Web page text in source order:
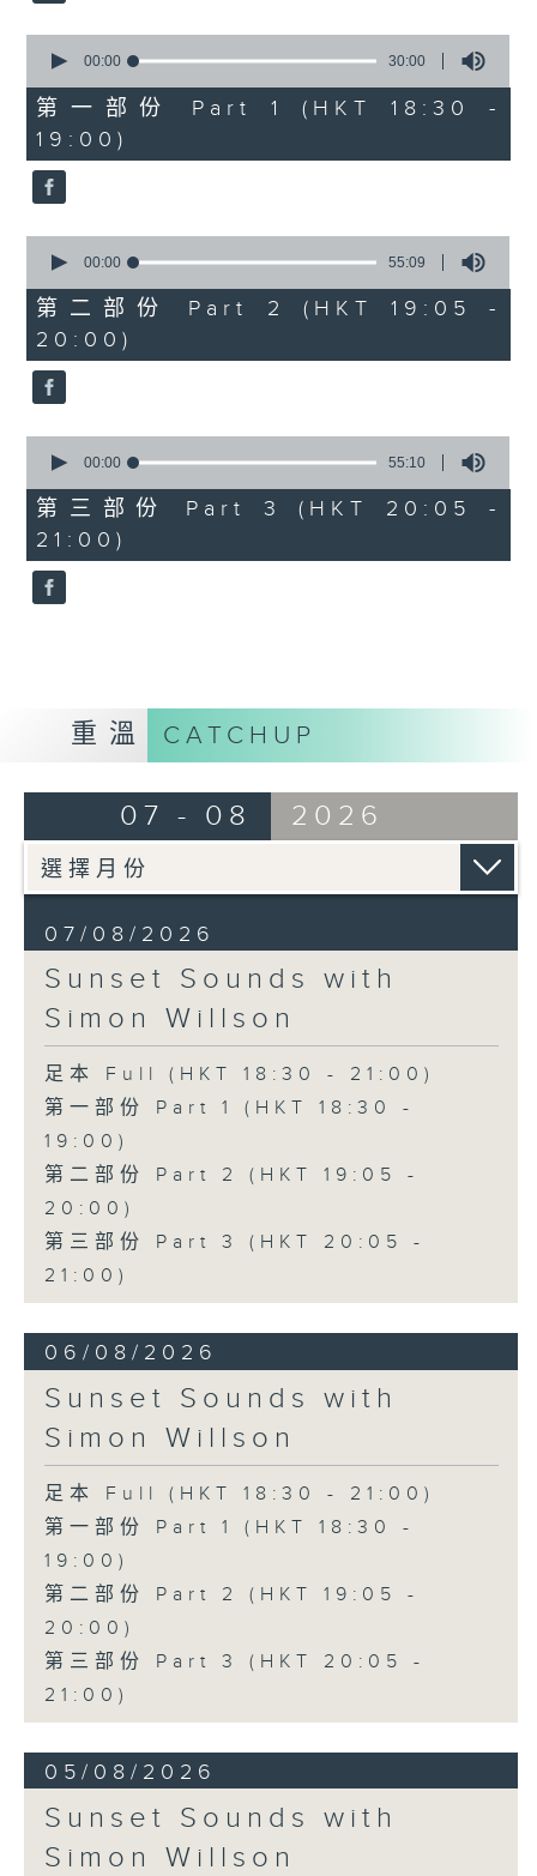
seconds
30
minutes,
0
seconds
00:00 30:00
第一部份 Part 1 (HKT 18:30 -
19:00)
seconds
55
minutes,
9
seconds
00:00 55:09
第二部份 Part 2 (HKT 19:05 -
20:00)
seconds
55
minutes,
10
seconds
00:00 55:10
第三部份 Part 3 (HKT 20:05 -
21:00)
重溫 CATCHUP
07 - 08 2026
07/08/2026
Sunset Sounds with
Simon Willson
足本 Full (HKT 18:30 - 21:00)
第一部份 Part 1 (HKT 18:30 -
19:00)
第二部份 Part 2 (HKT 19:05 -
20:00)
第三部份 Part 3 (HKT 20:05 -
21:00)
06/08/2026
Sunset Sounds with
Simon Willson
足本 Full (HKT 18:30 - 21:00)
第一部份 Part 1 (HKT 18:30 -
19:00)
第二部份 Part 2 (HKT 19:05 -
20:00)
第三部份 Part 3 (HKT 20:05 -
21:00)
05/08/2026
Sunset Sounds with
Simon Willson